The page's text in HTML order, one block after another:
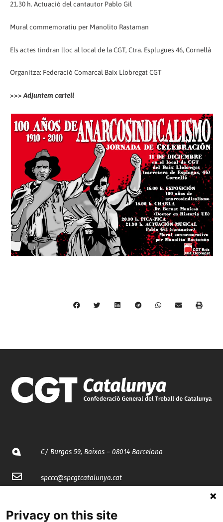
21.30 h. Actuació del cantautor Pablo Gil
Mural commemoratiu per Manolito Rastaman
Els actes tindran lloc al local de la CGT, Ctra. Esplugues 46, Cornellà
Organitza: Federació Comarcal Baix Llobregat CGT
>>> Adjuntem cartell
C/ Burgos 59, Baixos – 08014 Barcelona
spccc@spcgtcatalunya.cat
Privacy on this site